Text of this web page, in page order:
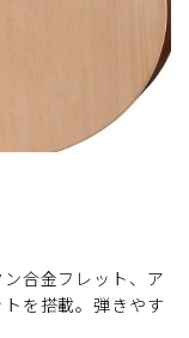
合金フレット、ア
を搭載。弾きやす